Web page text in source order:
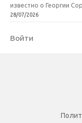
известно о Георгии
28/07/2026
Войти